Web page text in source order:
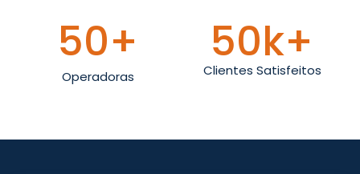
Operadoras
50+
Clientes Satisfeitos
50k+